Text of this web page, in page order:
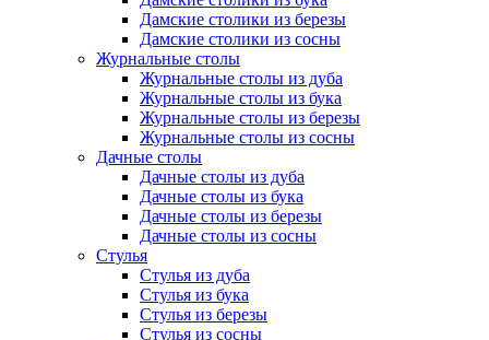
Дамские столики из березы
Дамские столики из сосны
Журнальные столы
Журнальные столы из дуба
Журнальные столы из бука
Журнальные столы из березы
Журнальные столы из сосны
Дачные столы
Дачные столы из дуба
Дачные столы из бука
Дачные столы из березы
Дачные столы из сосны
Стулья
Стулья из дуба
Стулья из бука
Стулья из березы
Стулья из сосны